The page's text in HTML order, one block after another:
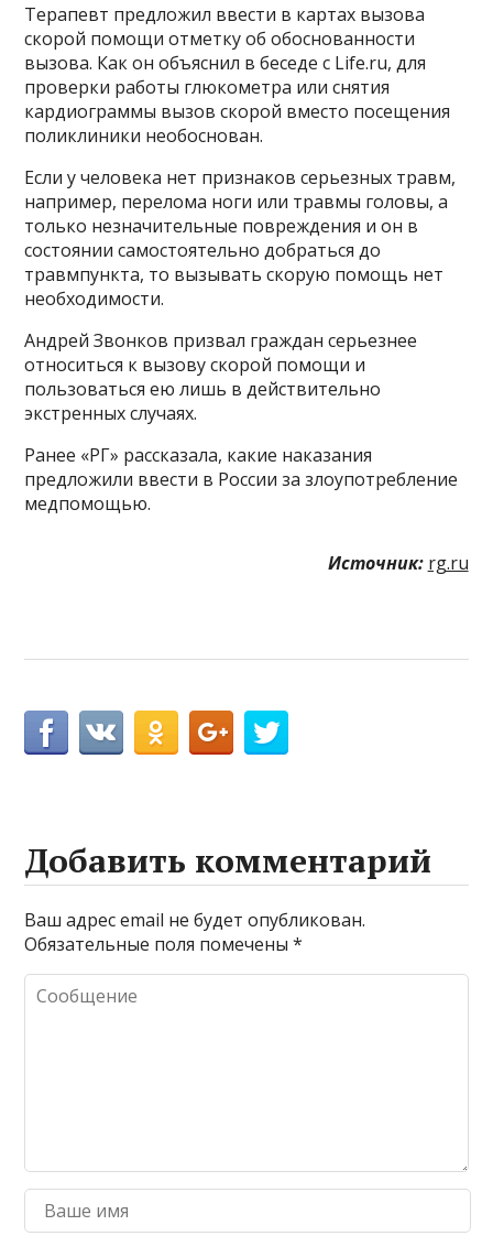
Терапевт предложил ввести в картах вызова
скорой помощи отметку об обоснованности
вызова. Как он объяснил в беседе с Life.ru, для
проверки работы глюкометра или снятия
кардиограммы вызов скорой вместо посещения
поликлиники необоснован.
Если у человека нет признаков серьезных травм,
например, перелома ноги или травмы головы, а
только незначительные повреждения и он в
состоянии самостоятельно добраться до
травмпункта, то вызывать скорую помощь нет
необходимости.
Андрей Звонков призвал граждан серьезнее
относиться к вызову скорой помощи и
пользоваться ею лишь в действительно
экстренных случаях.
Ранее «РГ» рассказала, какие наказания
предложили ввести в России за злоупотребление
медпомощью.
Источник: rg.ru
Добавить комментарий
Ваш адрес email не будет опубликован.
Обязательные поля помечены*